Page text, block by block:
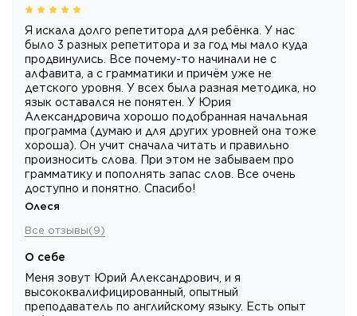
Я искала долго репетитора для ребёнка. У нас
было 3 разных репетитора и за год мы мало куда
продвинулись. Все почему-то начинали не с
алфавита, а с грамматики и причём уже не
детского уровня. У всех была разная методика, но
язык оставался не понятен. У Юрия
Александровича хорошо подобранная начальная
программа (думаю и для других уровней она тоже
хороша). Он учит сначала читать и правильно
произносить слова. При этом не забываем про
грамматику и пополнять запас слов. Все очень
доступно и понятно. Спасибо!
Олеся
Все отзывы(9)
О себе
Меня зовут Юрий Александрович, и я
высококвалифицированный, опытный
преподаватель по английскому языку. Есть опыт